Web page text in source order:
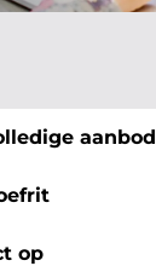
aanbod
op